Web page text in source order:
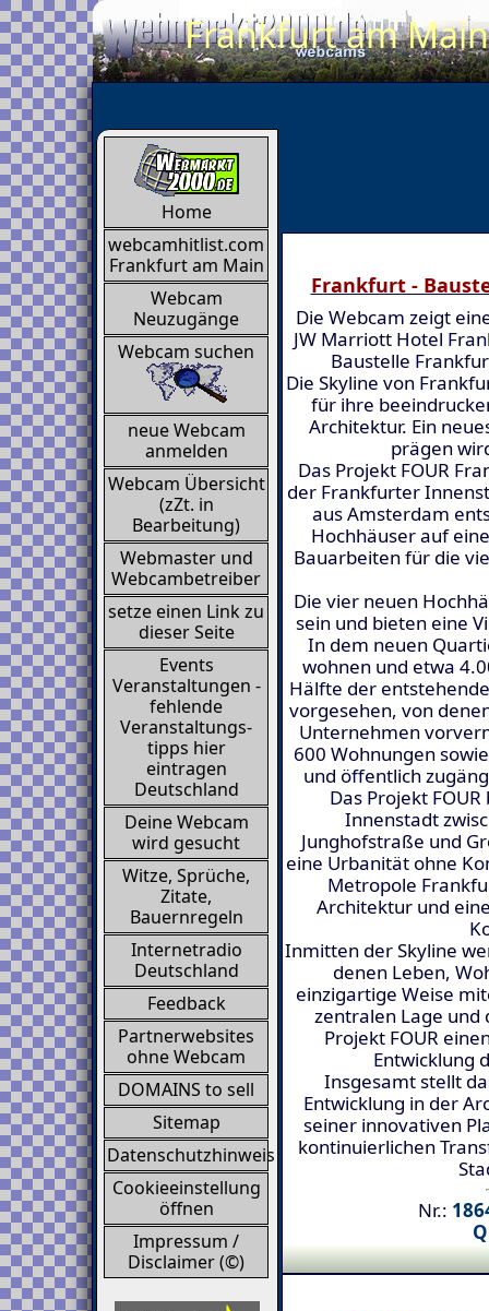
Frankfurt am
Home
webcamhitlist.com
Frankfurt am Main
Webcam
Neuzugänge
Webcam suchen
neue Webcam
anmelden
Webcam Übersicht
(zZt. in
Bearbeitung)
Webmaster und
Webcambetreiber
setze einen Link zu
dieser Seite
Events
Veranstaltungen -
fehlende
Veranstaltungs-
tipps hier
eintragen
Deutschland
Deine Webcam
wird gesucht
Witze, Sprüche,
Zitate,
Bauernregeln
Internetradio
Deutschland
Feedback
Partnerwebsites
ohne Webcam
DOMAINS to sell
Sitemap
Datenschutzhinweis
Cookieeinstellung
öffnen
Impressum /
Disclaimer (©)
Frankfurt -
Die Webcam zeigt
JW Marriott Hotel
Baustelle
Die Skyline von
für ihre
Architektur. Ein
prägen
Das Projekt FOUR
der Frankfurter
aus Amsterdam
Hochhäuser auf
Bauarbeiten für die
Die vier neuen
sein und bieten eine
In dem neuen
wohnen und etwa
Hälfte der
vorgesehen, von
Unternehmen
600 Wohnungen
und öffentlich
Das Projekt
Innenstadt
Junghofstraße und
eine Urbanität ohne
Metropole
Architektur und
Inmitten der Skyline
denen Leben,
einzigartige Weise
zentralen Lage und
Projekt FOUR
Entwicklung
Insgesamt stellt
Entwicklung in der
seiner innovativen
kontinuierlichen
Nr.: